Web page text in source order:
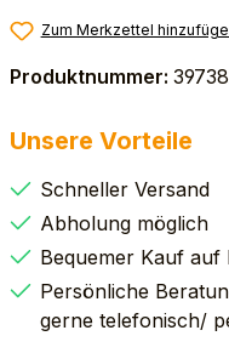
Zum Merkzettel
Produktnummer:
Unsere Vorteile
Schneller Versand
Abholung möglich
Bequemer Kauf auf
Persönliche
gerne telefonisch/